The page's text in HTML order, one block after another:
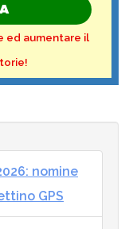
ed aumentare il
nomine
GPS